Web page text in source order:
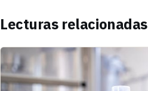
Lecturas relacionadas